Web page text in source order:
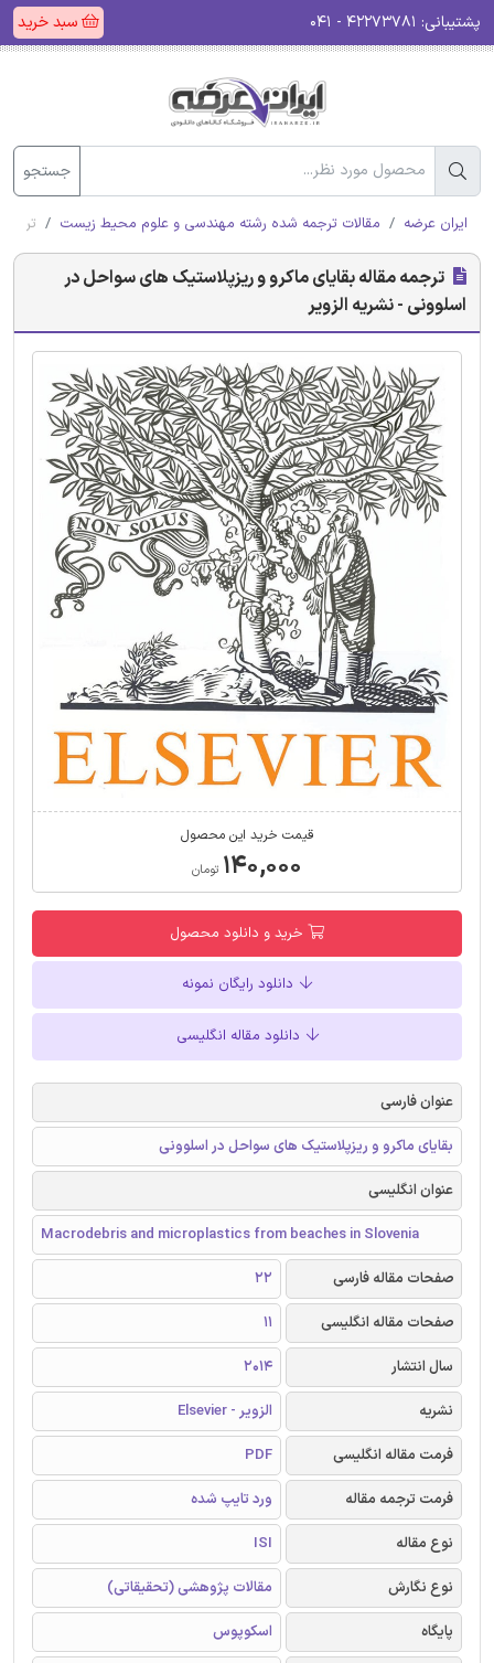
پشتیبانی: سبد خرید
جستجو
ایران عرضه مقالات ترجمه شده رشته مهندسی و علوم محیط زیست
ترجمه مقاله بقایای ماکرو و ریزپلاستیک های سواحل در
اسلوونی - نشریه الزویر
قیمت خرید این محصول
۱۴۰,۰۰۰ تومان
خرید و دانلود محصول
دانلود رایگان نمونه
دانلود مقاله انگلیسی
عنوان فارسی
بقایای ماکرو و ریزپلاستیک های سواحل در اسلوونی
عنوان انگلیسی
Macrodebris and microplastics from beaches in Slovenia
صفحات مقاله فارسی
22
صفحات مقاله انگلیسی
11
سال انتشار
2014
نشریه
الزویر - Elsevier
فرمت مقاله انگلیسی
PDF
فرمت ترجمه مقاله
ورد تایپ شده
نوع مقاله
ISI
نوع نگارش
مقالات پژوهشی (تحقیقاتی)
پایگاه
اسکوپوس